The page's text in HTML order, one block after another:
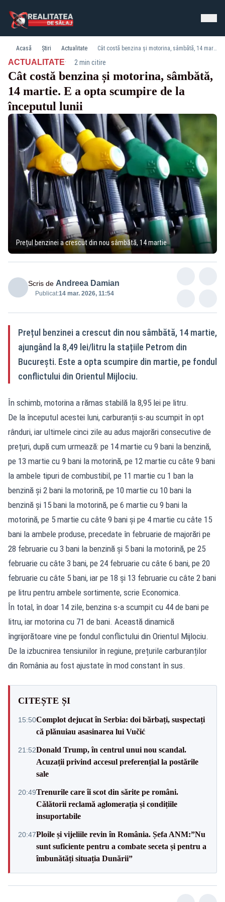
Acasă Știri Actualitate Cât costă benzina și motorina, sâmbătă, 14 martie. E a opta scumpire de la începutul lunii
ACTUALITATE· 2 min citire
Cât costă benzina și motorina, sâmbătă,
14 martie. E a opta scumpire de la
începutul lunii
Prețul benzinei a crescut din nou sâmbătă, 14 martie
Scris de Andreea Damian
Publicat:14 mar. 2026, 11:54
Prețul benzinei a crescut din nou sâmbătă, 14 martie,
ajungând la 8,49 lei/litru la stațiile Petrom din
București. Este a opta scumpire din martie, pe fondul
conflictului din Orientul Mijlociu.
În schimb, motorina a rămas stabilă la 8,95 lei pe litru.
De la începutul acestei luni, carburanții s-au scumpit în opt
rânduri, iar ultimele cinci zile au adus majorări consecutive de
prețuri, după cum urmează: pe 14 martie cu 9 bani la benzină,
pe 13 martie cu 9 bani la motorină, pe 12 martie cu câte 9 bani
la ambele tipuri de combustibil, pe 11 martie cu 1 ban la
benzină și 2 bani la motorină, pe 10 martie cu 10 bani la
benzină și 15 bani la motorină, pe 6 martie cu 9 bani la
motorină, pe 5 martie cu câte 9 bani și pe 4 martie cu câte 15
bani la ambele produse, precedate în februarie de majorări pe
28 februarie cu 3 bani la benzină și 5 bani la motorină, pe 25
februarie cu câte 3 bani, pe 24 februarie cu câte 6 bani, pe 20
februarie cu câte 5 bani, iar pe 18 și 13 februarie cu câte 2 bani
pe litru pentru ambele sortimente, scrie Economica.
În total, în doar 14 zile, benzina s-a scumpit cu 44 de bani pe
litru, iar motorina cu 71 de bani. Această dinamică
îngrijorătoare vine pe fondul conflictului din Orientul Mijlociu.
De la izbucnirea tensiunilor în regiune, prețurile carburanților
din România au fost ajustate în mod constant în sus.
CITEȘTE ȘI
15:50Complot dejucat în Serbia: doi bărbați, suspectați
că plănuiau asasinarea lui Vučić
21:52Donald Trump, în centrul unui nou scandal.
Acuzații privind accesul preferențial la postările
sale
20:49Trenurile care îi scot din sărite pe români.
Călătorii reclamă aglomerația și condițiile
insuportabile
20:47Ploile și vijeliile revin în România. Șefa ANM:”Nu
sunt suficiente pentru a combate seceta și pentru a
îmbunătăți situația Dunării”